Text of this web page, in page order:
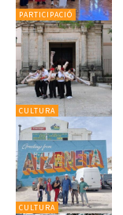
PARTICIPACIÓ
CULTURA
CULTURA